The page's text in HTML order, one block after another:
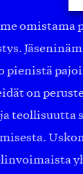
pienistä
on
teollisuutta